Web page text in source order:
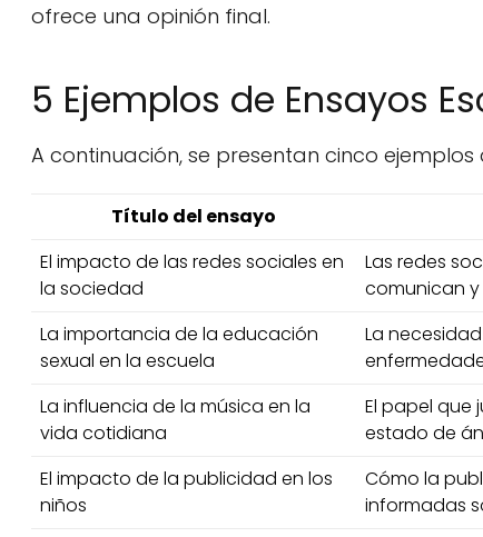
ofrece una opinión final.
5 Ejemplos de Ensayos
A continuación, se presentan cinco
Título del ensayo
El impacto de las redes sociales en
la sociedad
Las redes
comunican
La importancia de la educación
sexual en la escuela
La
La influencia de la música en la
vida cotidiana
El papel que
estado de
El impacto de la publicidad en los
niños
Cómo la
informadas